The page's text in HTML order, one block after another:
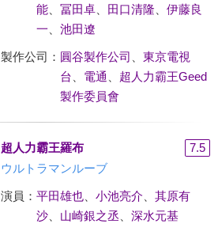
能、 冨田卓、 田口清隆
伊藤良
一
池田遼
製作公司： 圓谷製作公司
東京電視
台
電通
超人力霸王Geed
製作委員會
超人力霸王羅布
7.5
ウルトラマンルーブ
演員： 平田雄也、 小池亮介
其原有
沙、 山崎銀之丞 深水元基